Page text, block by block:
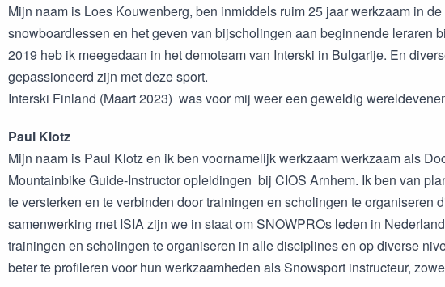
Mijn naam is Loes Kouwenberg, ben inmiddels ruim 25 jaar werkzaam in
snowboardlessen en het geven van bijscholingen aan beginnende
2019 heb ik meegedaan in het demoteam van Interski in Bulgarije. En
gepassioneerd zijn met deze sport.
Interski Finland (Maart 2023) was voor mij weer een geweldig
Paul Klotz
Mijn naam is Paul Klotz en ik ben voornamelijk werkzaam werkzaam als
Mountainbike Guide-Instructor opleidingen bij CIOS Arnhem. Ik ben van
te versterken en te verbinden door trainingen en scholingen te
samenwerking met ISIA zijn we in staat om SNOWPROs leden in
trainingen en scholingen te organiseren in alle disciplines en op diverse
beter te profileren voor hun werkzaamheden als Snowsport instructeur,